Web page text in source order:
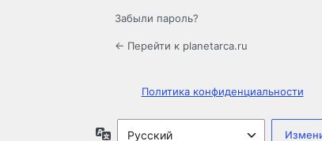
Забыли пароль?
← Перейти к planetarca.ru
Политика конфиденциальности
Язык